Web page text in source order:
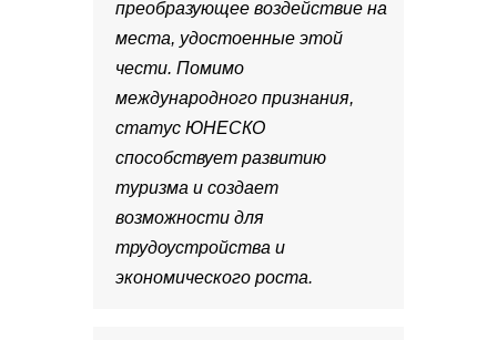
преобразующее воздействие на
места, удостоенные этой
чести. Помимо
международного признания,
статус ЮНЕСКО
способствует развитию
туризма и создает
возможности для
трудоустройства и
экономического роста.